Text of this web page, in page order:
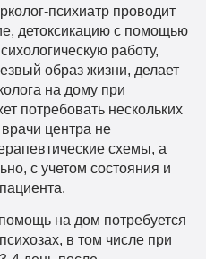
психиатр проводит
детоксикацию с помощью
работу,
образ жизни, делает
на дому при
потребовать нескольких
центра не
схемы, а
с учетом состояния и
на дом потребуется
в том числе при